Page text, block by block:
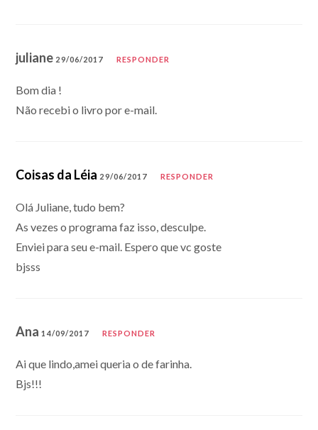
juliane 29/06/2017 RESPONDER
Bom dia !
Não recebi o livro por e-mail.
Coisas da Léia 29/06/2017 RESPONDER
Olá Juliane, tudo bem?
As vezes o programa faz isso, desculpe.
Enviei para seu e-mail. Espero que vc goste
bjsss
Ana14/09/2017 RESPONDER
Ai que lindo,amei queria o de farinha.
Bjs!!!